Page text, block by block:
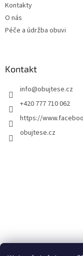
Kontakty
O nás
Péče a údržba obuvi
Kontakt
info@obujtese.cz
+420 777 710 062
https://
obujtese.cz